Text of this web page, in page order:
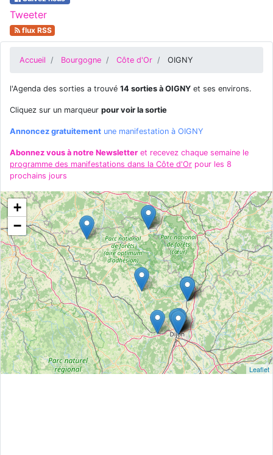
Tweeter
flux RSS
Accueil Bourgogne Côte d'Or OIGNY
l'Agenda des sorties a trouvé 14 sorties à OIGNY et ses environs.
Cliquez sur un marqueur pour voir la sortie
Annoncez gratuitement une manifestation à OIGNY
Abonnez vous à notre Newsletter et recevez chaque semaine le
programme des manifestations dans la Côte d'Or pour les 8
prochains jours
+
−
Leaflet